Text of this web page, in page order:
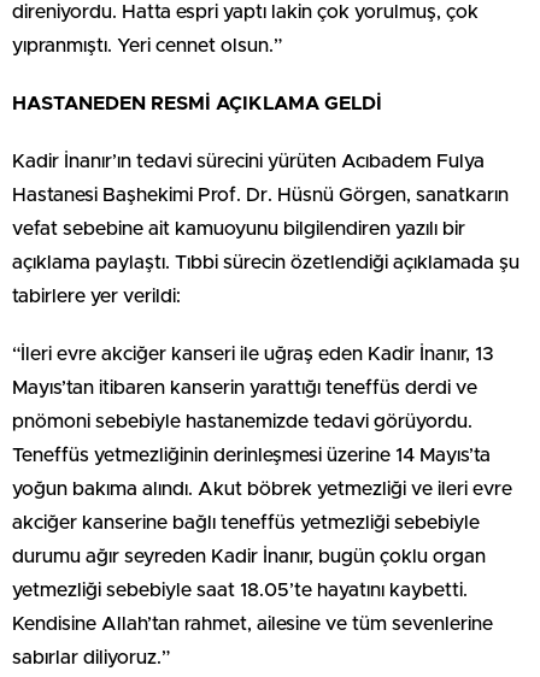
direniyordu. Hatta espri yaptı lakin çok yorulmuş, çok
yıpranmıştı. Yeri cennet olsun.”
HASTANEDEN RESMİ AÇIKLAMA GELDİ
Kadir İnanır’ın tedavi sürecini yürüten Acıbadem Fulya
Hastanesi Başhekimi Prof. Dr. Hüsnü Görgen, sanatkarın
vefat sebebine ait kamuoyunu bilgilendiren yazılı bir
açıklama paylaştı. Tıbbi sürecin özetlendiği açıklamada şu
tabirlere yer verildi:
“İleri evre akciğer kanseri ile uğraş eden Kadir İnanır, 13
Mayıs’tan itibaren kanserin yarattığı teneffüs derdi ve
pnömoni sebebiyle hastanemizde tedavi görüyordu.
Teneffüs yetmezliğinin derinleşmesi üzerine 14 Mayıs’ta
yoğun bakıma alındı. Akut böbrek yetmezliği ve ileri evre
akciğer kanserine bağlı teneffüs yetmezliği sebebiyle
durumu ağır seyreden Kadir İnanır, bugün çoklu organ
yetmezliği sebebiyle saat 18.05’te hayatını kaybetti.
Kendisine Allah’tan rahmet, ailesine ve tüm sevenlerine
sabırlar diliyoruz.”